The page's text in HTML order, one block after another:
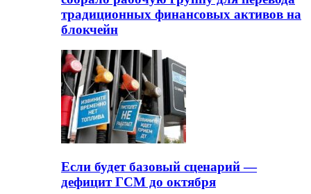
традиционных финансовых активов на
блокчейн
Если будет базовый сценарий —
дефицит ГСМ до октября